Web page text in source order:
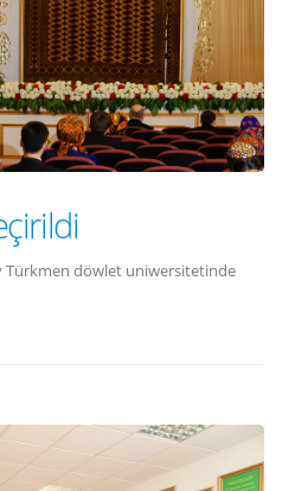
Türkmen döwlet uniwersitetinde